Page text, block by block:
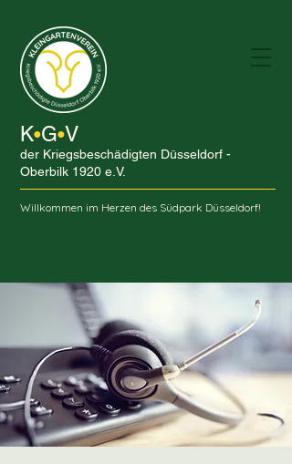
K•G•V
der Kriegsbeschädigten Düsseldorf -
Oberbilk 1920 e.V.
Willkommen im Herzen des Südpark Düsseldorf!